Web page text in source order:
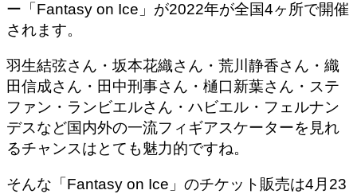
ー「Fantasy on Ice」が2022年が全国4ヶ所で開催
されます。
羽生結弦さん・坂本花織さん・荒川静香さん・織
田信成さん・田中刑事さん・樋口新葉さん・ステ
ファン・ランビエルさん・ハビエル・フェルナン
デスなど国内外の一流フィギアスケーターを見れ
るチャンスはとても魅力的ですね。
そんな「Fantasy on Ice」のチケット販売は4月23